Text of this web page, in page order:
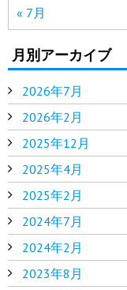
« 7月
月別アーカイブ
2026年7月
2026年2月
2025年12月
2025年4月
2025年2月
2024年7月
2024年2月
2023年8月